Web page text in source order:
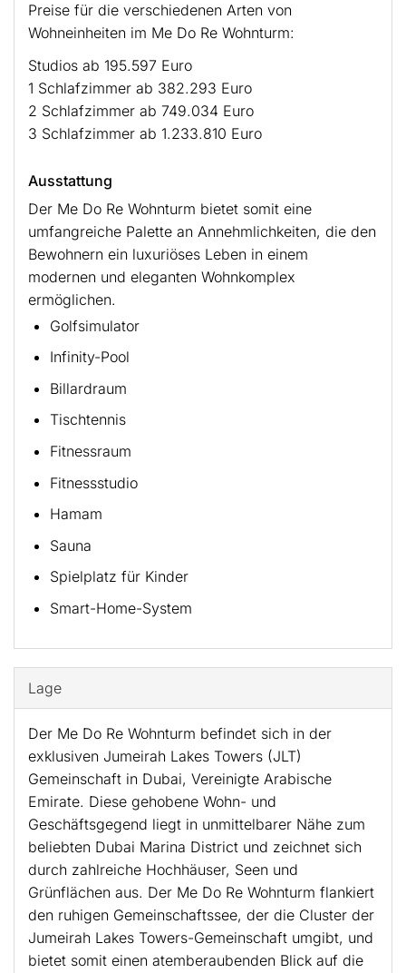
Preise für die verschiedenen Arten von
Wohneinheiten im Me Do Re Wohnturm:
Studios ab 195.597 Euro
1 Schlafzimmer ab 382.293 Euro
2 Schlafzimmer ab 749.034 Euro
3 Schlafzimmer ab 1.233.810 Euro
Ausstattung
Der Me Do Re Wohnturm bietet somit eine
umfangreiche Palette an Annehmlichkeiten, die den
Bewohnern ein luxuriöses Leben in einem
modernen und eleganten Wohnkomplex
ermöglichen.
Golfsimulator
Infinity-Pool
Billardraum
Tischtennis
Fitnessraum
Fitnessstudio
Hamam
Sauna
Spielplatz für Kinder
Smart-Home-System
Lage
Der Me Do Re Wohnturm befindet sich in der
exklusiven Jumeirah Lakes Towers (JLT)
Gemeinschaft in Dubai, Vereinigte Arabische
Emirate. Diese gehobene Wohn- und
Geschäftsgegend liegt in unmittelbarer Nähe zum
beliebten Dubai Marina District und zeichnet sich
durch zahlreiche Hochhäuser, Seen und
Grünflächen aus. Der Me Do Re Wohnturm flankiert
den ruhigen Gemeinschaftssee, der die Cluster der
Jumeirah Lakes Towers-Gemeinschaft umgibt, und
bietet somit einen atemberaubenden Blick auf die